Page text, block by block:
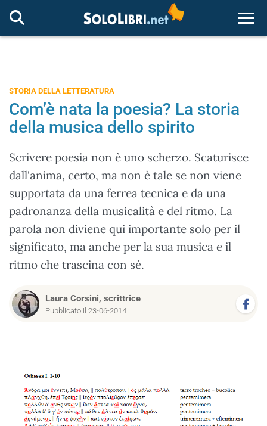
STORIA DELLA LETTERATURA
Com’è nata la poesia? La storia
della musica dello spirito
Scrivere poesia non è uno scherzo. Scaturisce
dall'anima, certo, ma non è tale se non viene
supportata da una ferrea tecnica e da una
padronanza della musicalità e del ritmo. La
parola non diviene qui importante solo per il
significato, ma anche per la sua musica e il
ritmo che trascina con sé.
Laura Corsini, scrittrice
Pubblicato il 23-06-2014